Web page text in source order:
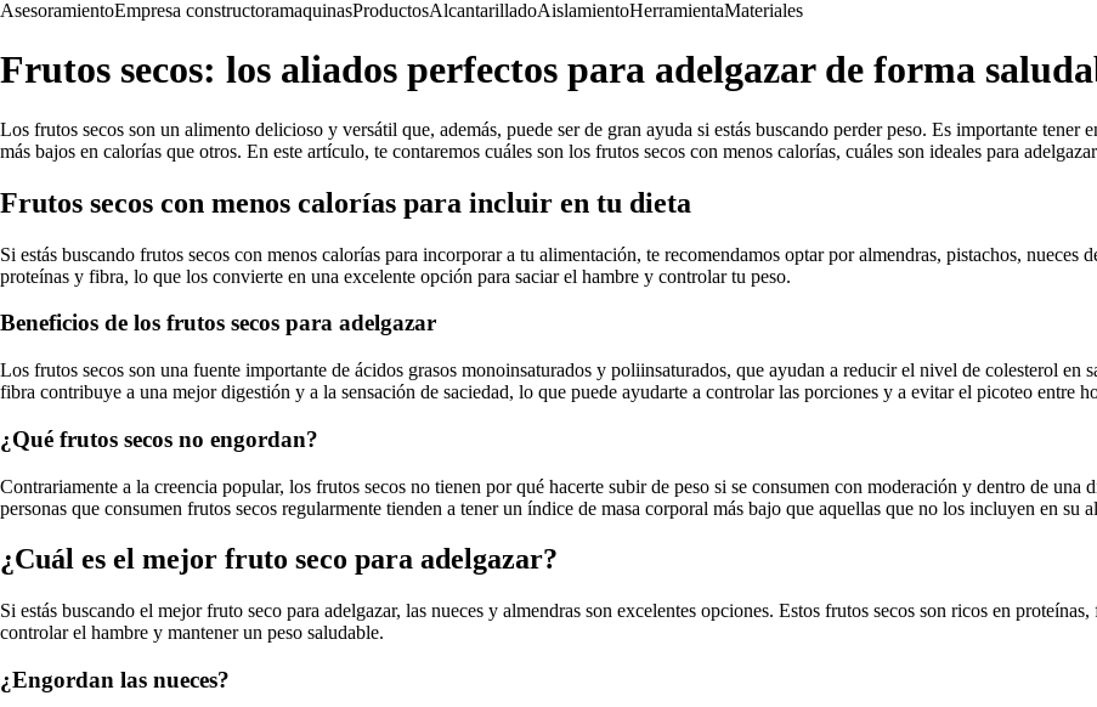
AsesoramientoEmpresa constructoramaquinasProductosAlcantarilladoAislamientoHerramientaMateriales
Frutos secos: los aliados perfectos para adelgazar de forma
Los frutos secos son un alimento delicioso y versátil que, además, puede ser de gran ayuda si estás buscando perder peso. Es importante tener
más bajos en calorías que otros. En este artículo, te contaremos cuáles son los frutos secos con menos calorías, cuáles son ideales para
Frutos secos con menos calorías para incluir en tu dieta
Si estás buscando frutos secos con menos calorías para incorporar a tu alimentación, te recomendamos optar por almendras, pistachos, nueces
proteínas y fibra, lo que los convierte en una excelente opción para saciar el hambre y controlar tu peso.
Beneficios de los frutos secos para adelgazar
Los frutos secos son una fuente importante de ácidos grasos monoinsaturados y poliinsaturados, que ayudan a reducir el nivel de colesterol en
fibra contribuye a una mejor digestión y a la sensación de saciedad, lo que puede ayudarte a controlar las porciones y a evitar el picoteo entre
¿Qué frutos secos no engordan?
Contrariamente a la creencia popular, los frutos secos no tienen por qué hacerte subir de peso si se consumen con moderación y dentro de
personas que consumen frutos secos regularmente tienden a tener un índice de masa corporal más bajo que aquellas que no los incluyen en su
¿Cuál es el mejor fruto seco para adelgazar?
Si estás buscando el mejor fruto seco para adelgazar, las nueces y almendras son excelentes opciones. Estos frutos secos son ricos en
controlar el hambre y mantener un peso saludable.
¿Engordan las nueces?